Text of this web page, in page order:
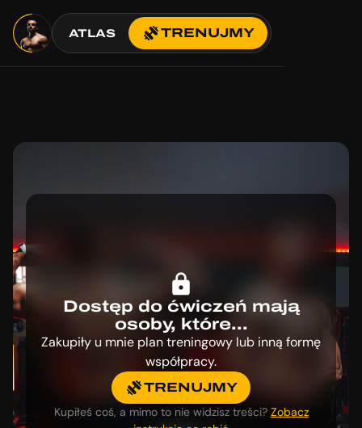
ATLAS TRENUJMY
Dostęp do ćwiczeń mają
osoby, które...
Zakupiły u mnie plan treningowy lub inną formę
współpracy.
TRENUJMY
Kupiłeś coś, a mimo to nie widzisz treści? Zobacz